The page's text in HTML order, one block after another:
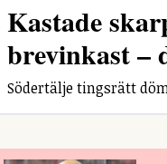
Kastade
brevinkast –
Södertälje tingsrätt